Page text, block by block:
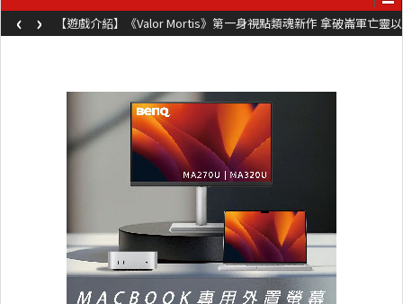
【遊戲介紹】《Valor Mortis》第一身視點類魂新作 拿破崙軍亡靈以
槍械劍與魔法殺敵
‹ ›